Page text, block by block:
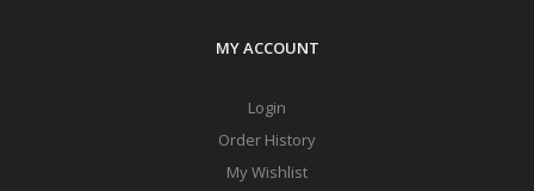
MY ACCOUNT
Login
Order History
My Wishlist